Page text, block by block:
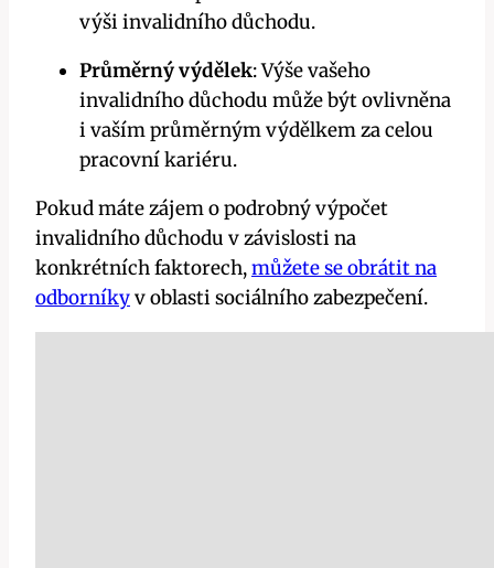
výši invalidního důchodu.
Průměrný výdělek: Výše vašeho
invalidního důchodu může být ovlivněna
i vaším průměrným výdělkem za celou
pracovní kariéru.
Pokud máte zájem o podrobný výpočet
invalidního důchodu v závislosti na
konkrétních faktorech,můžete se obrátit na
odborníkyv oblasti sociálního zabezpečení.